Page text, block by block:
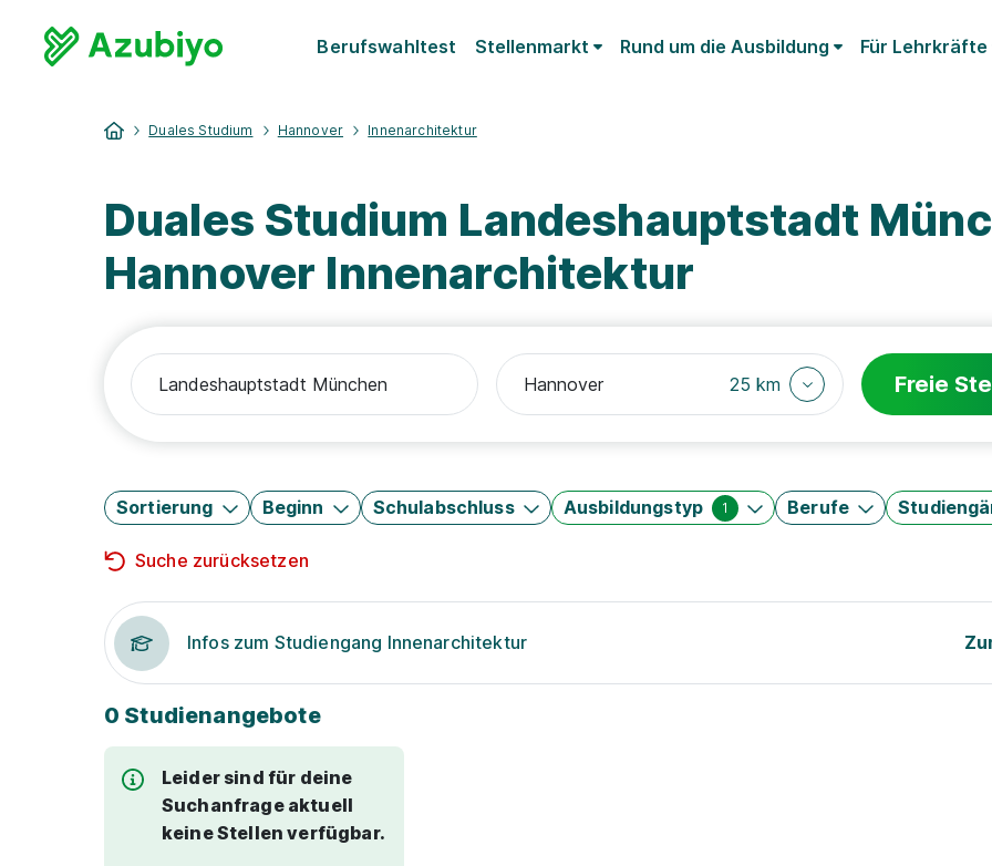
Berufswahltest Stellenmarkt Rund um die Ausbildung Für Lehrkräfte
Duales Studium Hannover Innenarchitektur
Duales Studium Landeshauptstadt
Hannover Innenarchitektur
25 km Freie
Sortierung Beginn Schulabschluss Ausbildungstyp 1 Berufe
Suche zurücksetzen
Infos zum Studiengang Innenarchitektur
0 Studienangebote
Leider sind für deine
Suchanfrage aktuell
keine Stellen verfügbar.